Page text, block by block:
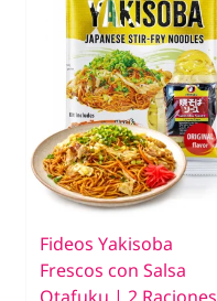
Fideos Yakisoba
Frescos con Salsa